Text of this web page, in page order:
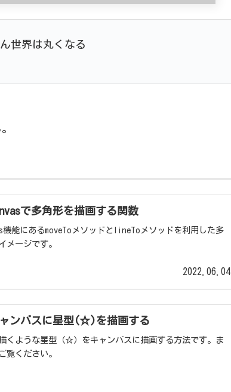
世界は丸くなる
で多角形を描画する関数
能にあるmoveToメソッドとlineToメソッドを利用した多
メージです。
2022.06.04
ンバスに星型(☆)を描画する
くような星型（☆）をキャンバスに描画する方法です。ま
覧ください。